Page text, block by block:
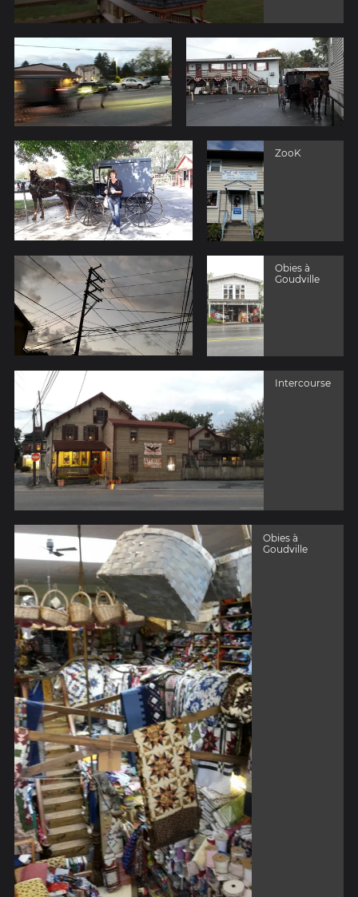
ZooK
Obies à
Goudville
Intercourse
Obies à
Goudville